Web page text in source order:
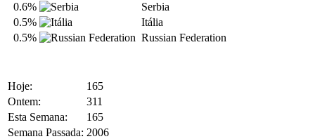
0.6%
Serbia
0.5%
Itália
0.5%
Russian Federation
Hoje:
165
Ontem:
311
Esta Semana:
165
Semana Passada: 2006